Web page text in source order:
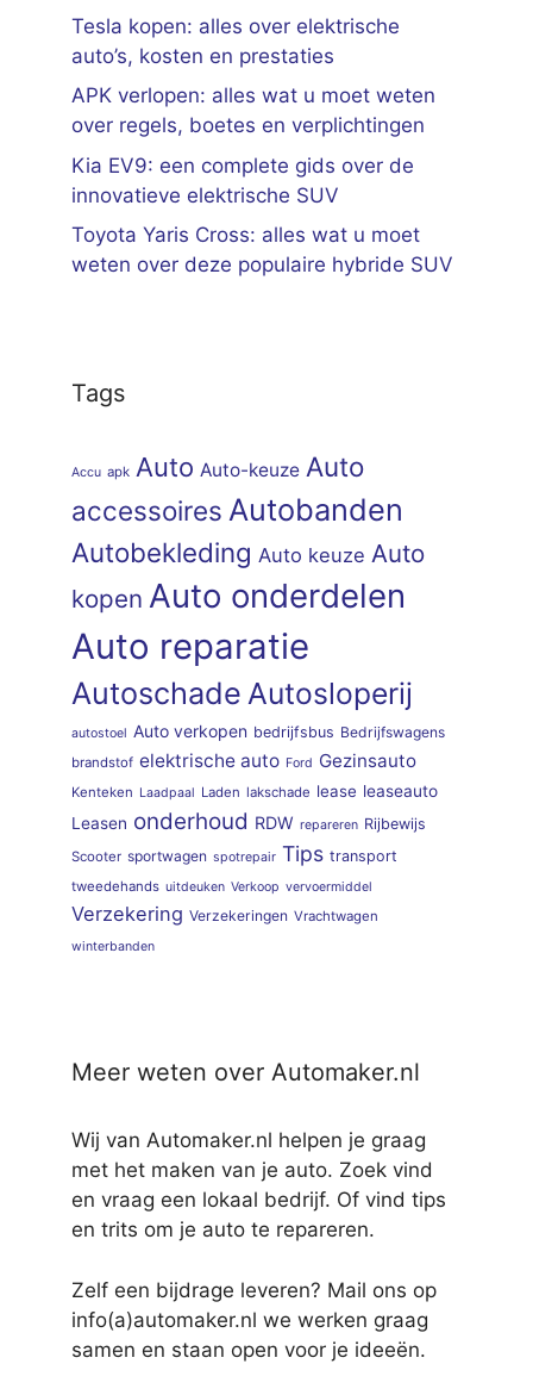
Tesla kopen: alles over elektrische
auto’s, kosten en prestaties
APK verlopen: alles wat u moet weten
over regels, boetes en verplichtingen
Kia EV9: een complete gids over de
innovatieve elektrische SUV
Toyota Yaris Cross: alles wat u moet
weten over deze populaire hybride SUV
Tags
Accu apk Auto Auto-keuze Auto
accessoires Autobanden
Autobekleding Auto keuze Auto
kopen Auto onderdelen
Auto reparatie
Autoschade Autosloperij
autostoel Auto verkopen bedrijfsbus Bedrijfswagens
brandstof elektrische auto Ford Gezinsauto
Kenteken Laadpaal Laden lakschade lease leaseauto
Leasen onderhoud RDW repareren Rijbewijs
Scooter sportwagen spotrepair Tips transport
tweedehands uitdeuken Verkoop vervoermiddel
Verzekering Verzekeringen Vrachtwagen
winterbanden
Meer weten over Automaker.nl
Wij van Automaker.nl helpen je graag
met het maken van je auto. Zoek vind
en vraag een lokaal bedrijf. Of vind tips
en trits om je auto te repareren.
Zelf een bijdrage leveren? Mail ons op
info(a)automaker.nl we werken graag
samen en staan open voor je ideeën.